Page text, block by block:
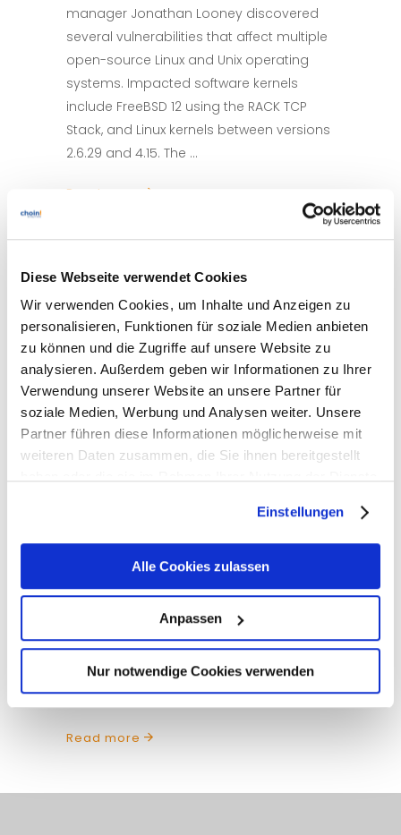
Diese Webseite verwendet Cookies
Wir verwenden Cookies, um Inhalte und Anzeigen zu
personalisieren, Funktionen für soziale Medien anbieten
zu können und die Zugriffe auf unsere Website zu
analysieren. Außerdem geben wir Informationen zu Ihrer
Verwendung unserer Website an unsere Partner für
soziale Medien, Werbung und Analysen weiter. Unsere
Partner führen diese Informationen möglicherweise mit
weiteren Daten zusammen, die Sie ihnen bereitgestellt
Cookies, wenn Sie unsere Webseite weiterhin nutzen.
Einstellungen
Alle Cookies zulassen
Anpassen
Nur notwendige Cookies verwenden
manager Jonathan Looney discovered
several vulnerabilities that affect multiple
open-source Linux and Unix operating
systems. Impacted software kernels
include FreeBSD 12 using the RACK TCP
Stack, and Linux kernels between versions
2.6.29 and 4.15. The
Read more
Von Antivirus zu
Endpoint Detection &
Response – Die
Evolution der
Endpunktsicherheit
Der Begriff Endpoint Detection &
zukunftsgerichtete Endpunktsicherheit, die
gewährt. Davon ausgehend, dass es
keinen hundertprozentigen Schutz geben
kann, ermöglicht es EDR als sinnvolle
Ergänzung zur
Read more